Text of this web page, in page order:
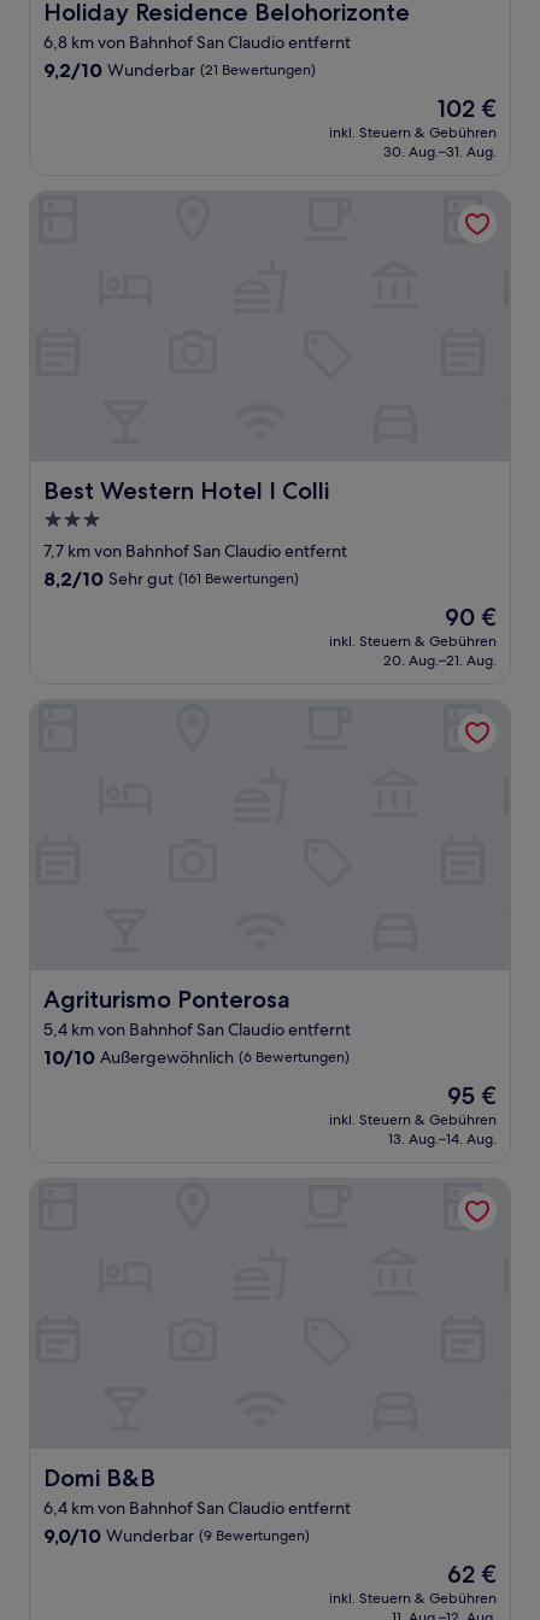
Holiday Residence Belohorizonte
Holiday Residence Belohorizonte
6,8 km von Bahnhof San Claudio entfernt
9.2
9,2/10 Wunderbar (21 Bewertungen)
Der
Preis
beträgt
102 €
inkl. Steuern & Gebühren
30. Aug.–31. Aug.
Best Western Hotel I Colli
Best Western Hotel I Colli
3.0-
Sterne-
Unterkunft
7,7 km von Bahnhof San Claudio entfernt
8.2
Bewertungen)
8,2/10 Sehr gut (161 Bewertungen)
Der
Preis
beträgt
90 €
inkl. Steuern & Gebühren
20. Aug.–21. Aug.
Agriturismo Ponterosa
Agriturismo Ponterosa
5,4 km von Bahnhof San Claudio entfernt
10.0
10/10 Außergewöhnlich (6 Bewertungen)
Der
Preis
beträgt
95 €
inkl. Steuern & Gebühren
13. Aug.–14. Aug.
Domi B&B
Domi B&B
6,4 km von Bahnhof San Claudio entfernt
9.0
9,0/10 Wunderbar (9 Bewertungen)
Der
Preis
beträgt
62 €
inkl. Steuern & Gebühren